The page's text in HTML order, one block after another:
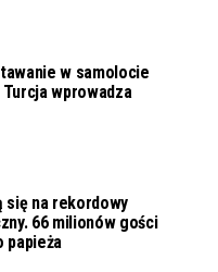
w samolocie
wprowadza
się na rekordowy
66 milionów gości